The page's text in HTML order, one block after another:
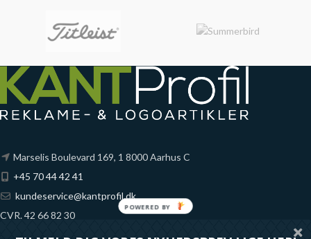
Marselis Boulevard 169, 1 8000 Aarhus C
+45 70 44 42 41
kundeservice@kantprofil.dk
CVR. 42 66 82 30
POWERED BY